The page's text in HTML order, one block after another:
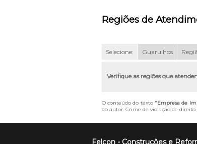
Regiões de
Selecione: Guarulhos
Verifique as regiões que
O conteúdo do texto "Empresa de
do autor. Crime de violação de
Felcon - Construções e